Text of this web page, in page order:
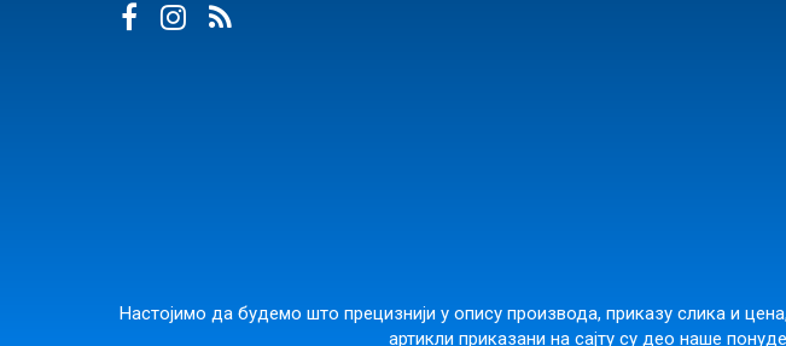
Настојимо да будемо што прецизнији у опису производа, приказу слика и
артикли приказани на сајту су део наше